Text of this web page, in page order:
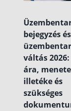
bejegyzés és
váltás 2026:
ára,
illetéke és
szükséges